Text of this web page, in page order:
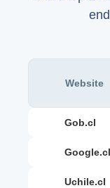
Website
gob.cl
google.cl
uchile.cl